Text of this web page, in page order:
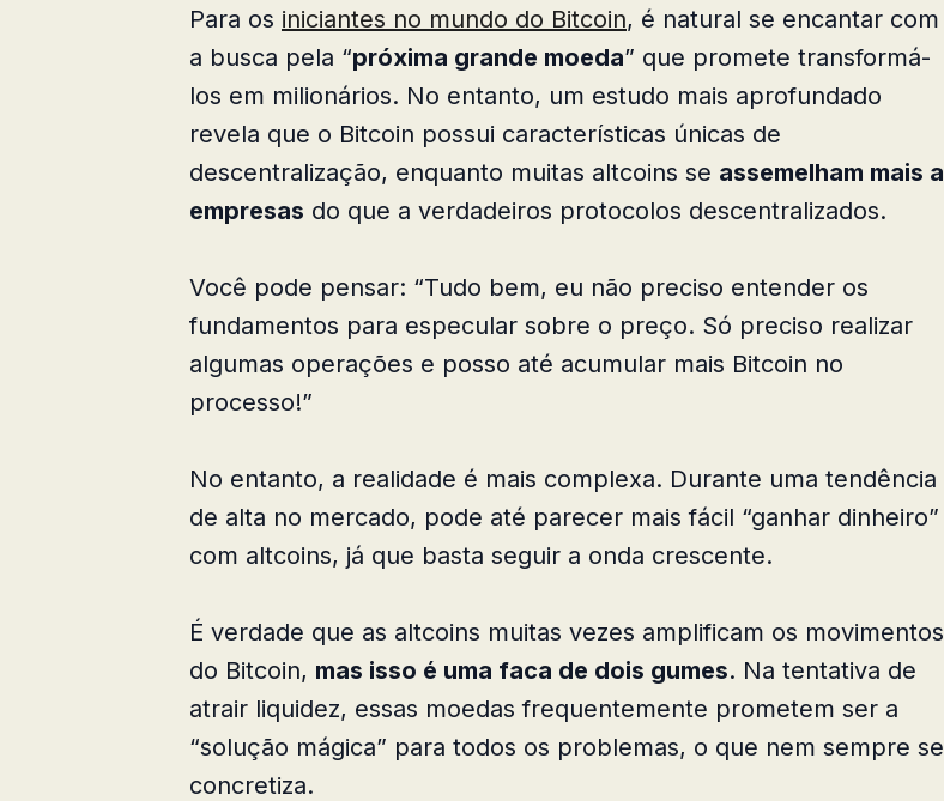
Para os iniciantes no mundo do Bitcoin, é natural se encantar com
a busca pela “próxima grande moeda” que promete transformá-
los em milionários. No entanto, um estudo mais aprofundado
revela que o Bitcoin possui características únicas de
descentralização, enquanto muitas altcoins se assemelham mais a
empresas do que a verdadeiros protocolos descentralizados.
Você pode pensar: “Tudo bem, eu não preciso entender os
fundamentos para especular sobre o preço. Só preciso realizar
algumas operações e posso até acumular mais Bitcoin no
processo!”
No entanto, a realidade é mais complexa. Durante uma tendência
de alta no mercado, pode até parecer mais fácil “ganhar dinheiro”
com altcoins, já que basta seguir a onda crescente.
É verdade que as altcoins muitas vezes amplificam os movimentos
do Bitcoin, mas isso é uma faca de dois gumes. Na tentativa de
atrair liquidez, essas moedas frequentemente prometem ser a
“solução mágica” para todos os problemas, o que nem sempre se
concretiza.